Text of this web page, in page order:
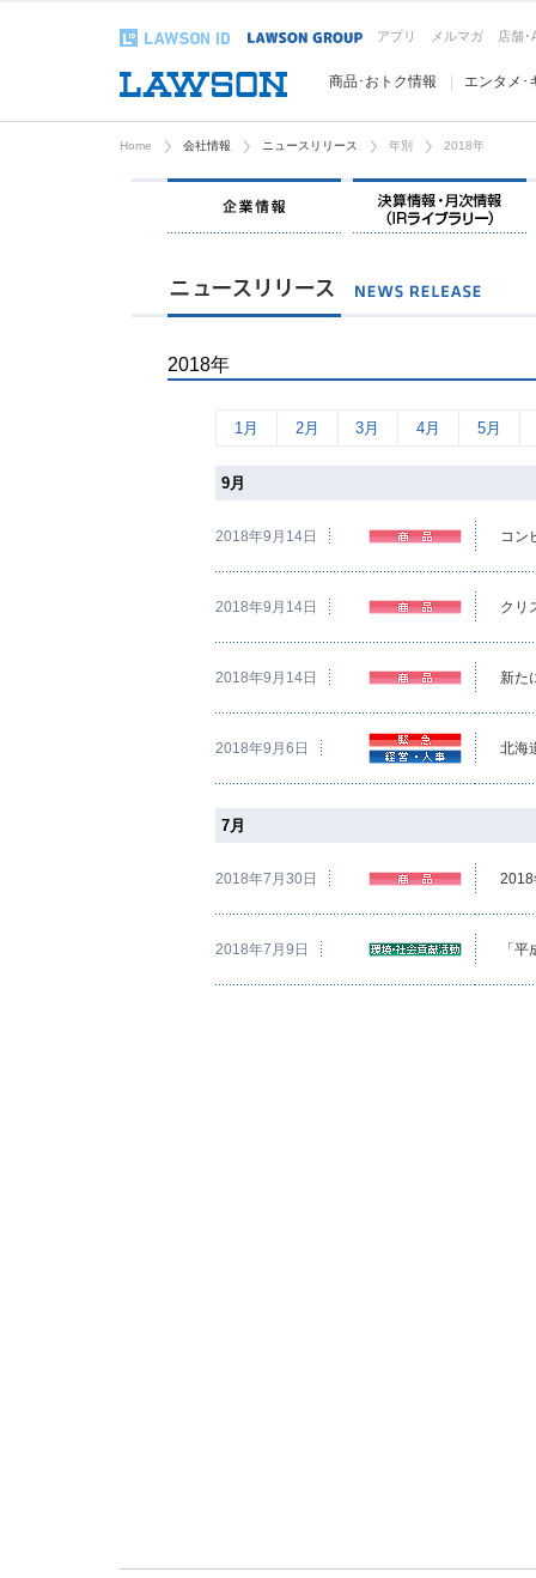
アプリ メルマガ 店舗･
商品･おトク情報 エンタメ･
Home 会社情報 ニュースリリース 年別 2018年
企業情報
2018年
1月 2月 3月 4月 5月
9月
2018年9月14日 コン
2018年9月14日 クリ
2018年9月14日 新た
2018年9月6日 北海
7月
2018年7月30日 2018
2018年7月9日 「